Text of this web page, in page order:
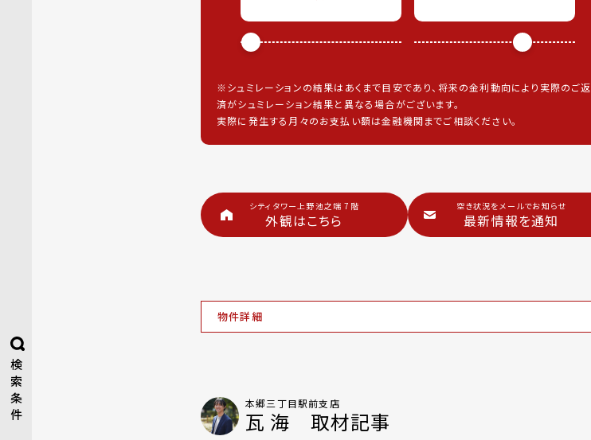
検
索
条
件
※シュミレーションの結果はあくまで目安であり、将来の金利動向により実際のご返
済がシュミレーション結果と異なる場合がございます。
実際に発生する月々のお支払い額は金融機関までご相談ください。
シティタワー上野池之端 7階
外観はこちら
空き状況をメールでお知らせ
最新情報を通知
物件詳細
本郷三丁目駅前支店
瓦 海 取材記事